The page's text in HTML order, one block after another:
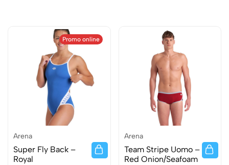
Promo online
Arena
Super Fly Back –
Royal
Arena
Team Stripe Uomo –
Red Onion/Seafoam